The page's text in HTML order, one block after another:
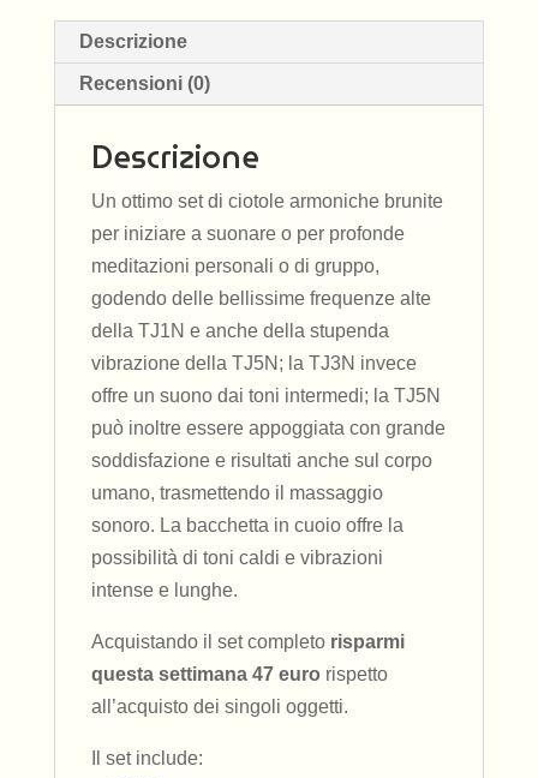
Descrizione
Recensioni (0)
Descrizione
Un ottimo set di ciotole armoniche brunite
per iniziare a suonare o per profonde
meditazioni personali o di gruppo,
godendo delle bellissime frequenze alte
della TJ1N e anche della stupenda
vibrazione della TJ5N; la TJ3N invece
offre un suono dai toni intermedi; la TJ5N
può inoltre essere appoggiata con grande
soddisfazione e risultati anche sul corpo
umano, trasmettendo il massaggio
sonoro. La bacchetta in cuoio offre la
possibilità di toni caldi e vibrazioni
intense e lunghe.
Acquistando il set completo risparmi
questa settimana 47 euro rispetto
all’acquisto dei singoli oggetti.
Il set include: